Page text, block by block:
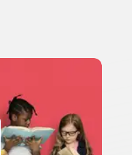
持人或關鍵字